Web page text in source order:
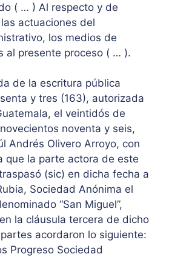
( … ) Al respecto y de
actuaciones del
los medios de
al presente proceso ( … ).
de la escritura pública
y tres (163), autorizada
el veintidós de
noventa y seis,
Andrés Olivero Arroyo, con
que la parte actora de este
(sic) en dicha fecha a
Sociedad Anónima el
“San Miguel”,
la cláusula tercera de dicho
acordaron lo siguiente:
Progreso Sociedad